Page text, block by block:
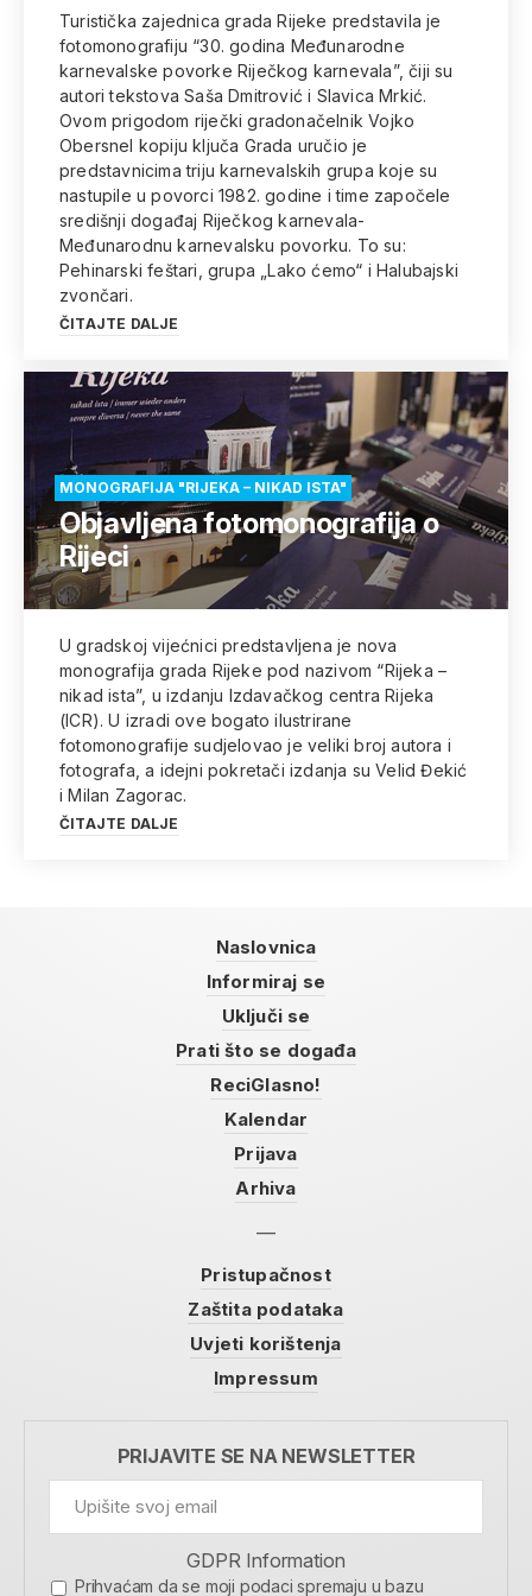
Turistička zajednica grada Rijeke predstavila je
fotomonografiju “30. godina Međunarodne
karnevalske povorke Riječkog karnevala”, čiji su
autori tekstova Saša Dmitrović i Slavica Mrkić.
Ovom prigodom riječki gradonačelnik Vojko
Obersnel kopiju ključa Grada uručio je
predstavnicima triju karnevalskih grupa koje su
nastupile u povorci 1982. godine i time započele
središnji događaj Riječkog karnevala-
Međunarodnu karnevalsku povorku. To su:
Pehinarski feštari, grupa „Lako ćemo“ i Halubajski
zvončari.
ČITAJTE DALJE
MONOGRAFIJA "RIJEKA – NIKAD ISTA"
Objavljena fotomonografija o
Rijeci
U gradskoj vijećnici predstavljena je nova
monografija grada Rijeke pod nazivom “Rijeka –
nikad ista”, u izdanju Izdavačkog centra Rijeka
(ICR). U izradi ove bogato ilustrirane
fotomonografije sudjelovao je veliki broj autora i
fotografa, a idejni pokretači izdanja su Velid Đekić
i Milan Zagorac.
ČITAJTE DALJE
Naslovnica
Informiraj se
Uključi se
Prati što se događa
ReciGlasno!
Kalendar
Prijava
Arhiva
Pristupačnost
Zaštita podataka
Uvjeti korištenja
Impressum
PRIJAVITE SE NA NEWSLETTER
GDPR Information
Prihvaćam da se moji podaci spremaju u bazu